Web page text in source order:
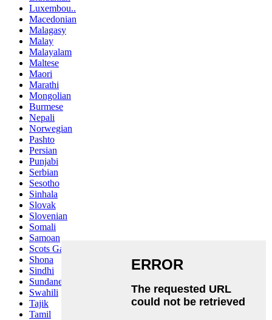
Luxembou..
Macedonian
Malagasy
Malay
Malayalam
Maltese
Maori
Marathi
Mongolian
Burmese
Nepali
Norwegian
Pashto
Persian
Punjabi
Serbian
Sesotho
Sinhala
Slovak
Slovenian
Somali
Samoan
Scots Gaelic
Shona
Sindhi
Sundanese
Swahili
Tajik
Tamil